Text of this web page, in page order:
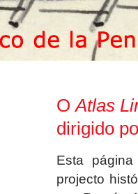
OAtlas
dirigido
Esta
projecto